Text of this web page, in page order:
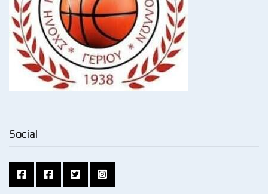
Social